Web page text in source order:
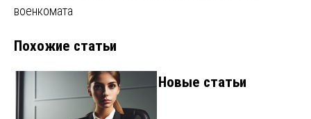
военкомата
Похожие статьи
Новые статьи